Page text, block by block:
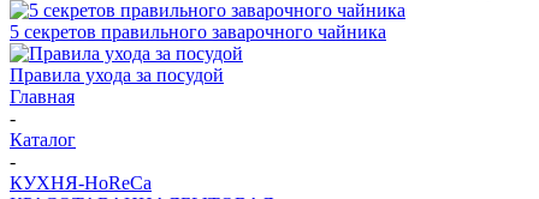
5 секретов правильного заварочного чайника
Правила ухода за посудой
Главная
-
Каталог
-
КУХНЯ-HoReCa